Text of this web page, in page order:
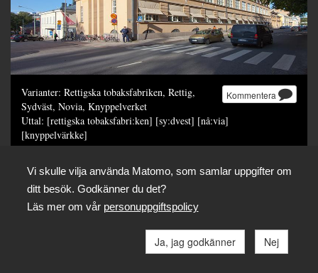
Kommentera
Varianter: Rettigska tobaksfabriken, Rettig,
Sydväst, Novia, Knyppelverket
Uttal: [rettigska tobaksfabri:ken] [sy:dvest] [nå:via]
[knyppelvärkke]
Idag yrkeshögskolan Novia.
Vi skulle vilja använda Matomo, som samlar uppgifter om
ditt besök. Godkänner du det?
Läs mer om vår personuppgiftspolicy
Ja, jag godkänner Nej